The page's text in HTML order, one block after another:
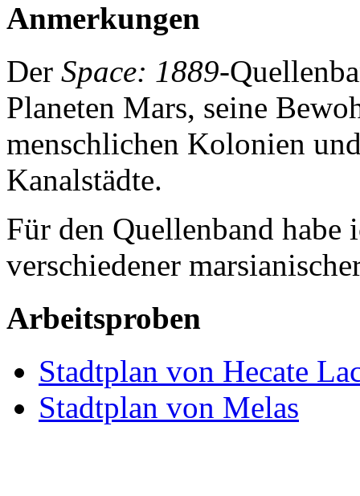
Anmerkungen
Der Space: 1889-
Planeten Mars, seine
menschlichen Kolonien
Kanalstädte.
Für den Quellenband habe
verschiedener
Arbeitsproben
Stadtplan von Hecate
Stadtplan von Melas